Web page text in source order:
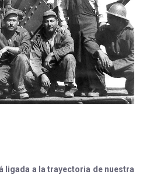
ligada a la trayectoria de nuestra